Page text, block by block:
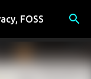
FOSS